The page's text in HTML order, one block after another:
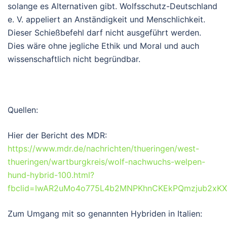
solange es Alternativen gibt. Wolfsschutz-Deutschland
e. V. appeliert an Anständigkeit und Menschlichkeit.
Dieser Schießbefehl darf nicht ausgeführt werden.
Dies wäre ohne jegliche Ethik und Moral und auch
wissenschaftlich nicht begründbar.
Quellen:
Hier der Bericht des MDR:
https://www.mdr.de/nachrichten/thueringen/west-
thueringen/wartburgkreis/wolf-nachwuchs-welpen-
hund-hybrid-100.html?
Zum Umgang mit so genannten Hybriden in Italien: